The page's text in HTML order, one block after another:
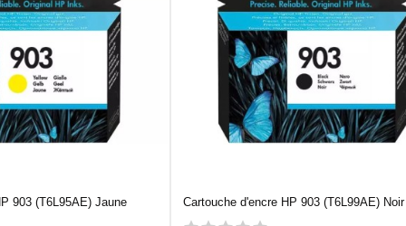
903 (T6L95AE) Jaune Cartouche d'encre HP 903 (T6L99AE) Noir